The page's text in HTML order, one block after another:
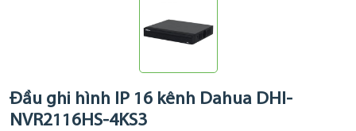
Đầu ghi hình IP 16 kênh Dahua DHI-
NVR2116HS-4KS3